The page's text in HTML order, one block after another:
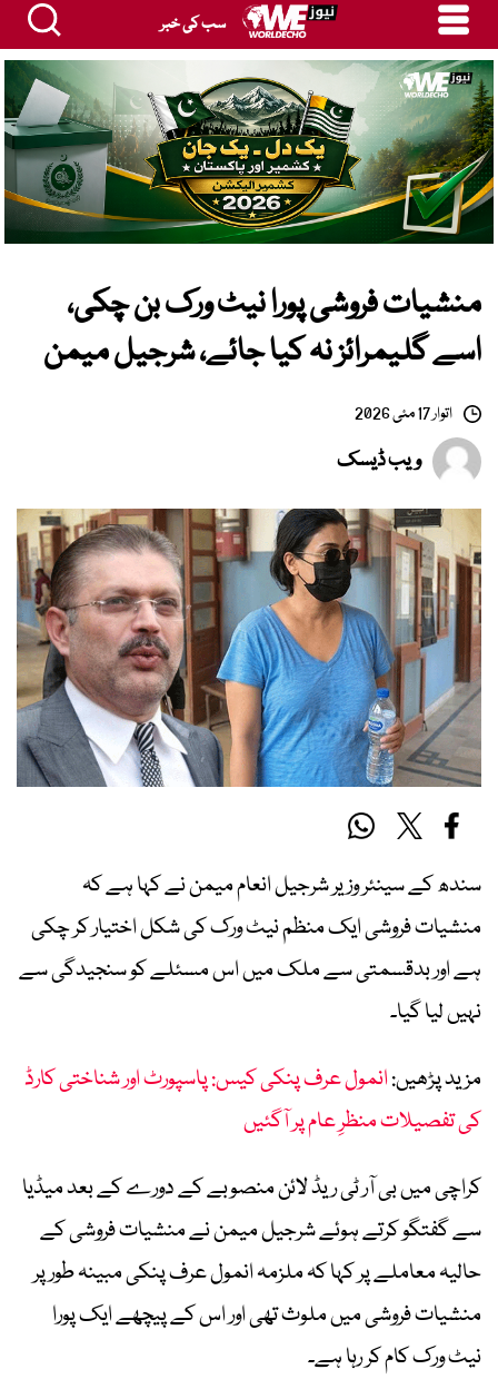
سب کی خبر
منشیات فروشی پورا نیٹ ورک بن چکی،
اسے گلیمرائز نہ کیا جائے، شرجیل میمن
اتوار 17 مئی 2026
ویب ڈیسک
سندھ کے سینئر وزیر شرجیل انعام میمن نے کہا ہے کہ
منشیات فروشی ایک منظم نیٹ ورک کی شکل اختیار کر چکی
ہے اور بدقسمتی سے ملک میں اس مسئلے کو سنجیدگی سے
نہیں لیا گیا۔
مزید پڑھیں:انمول عرف پنکی کیس: پاسپورٹ اور شناختی کارڈ
کی تفصیلات منظرِ عام پر آگئیں
کراچی میں بی آر ٹی ریڈ لائن منصوبے کے دورے کے بعد میڈیا
سے گفتگو کرتے ہوئے شرجیل میمن نے منشیات فروشی کے
حالیہ معاملے پر کہا کہ ملزمہ انمول عرف پنکی مبینہ طور پر
منشیات فروشی میں ملوث تھی اور اس کے پیچھے ایک پورا
نیٹ ورک کام کر رہا ہے۔